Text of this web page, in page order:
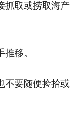
抓取或捞取海产
移。
不要随便捡拾或